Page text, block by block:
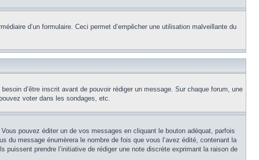
d’un formulaire. Ceci permet d’empêcher une utilisation malveillante du
d’être inscrit avant de pouvoir rédiger un message. Sur chaque forum, une
voter dans les sondages, etc.
pouvez éditer un de vos messages en cliquant le bouton adéquat, parfois
du message énumèrera le nombre de fois que vous l’avez édité, contenant la
puissent prendre l’initiative de rédiger une note discrète exprimant la raison de